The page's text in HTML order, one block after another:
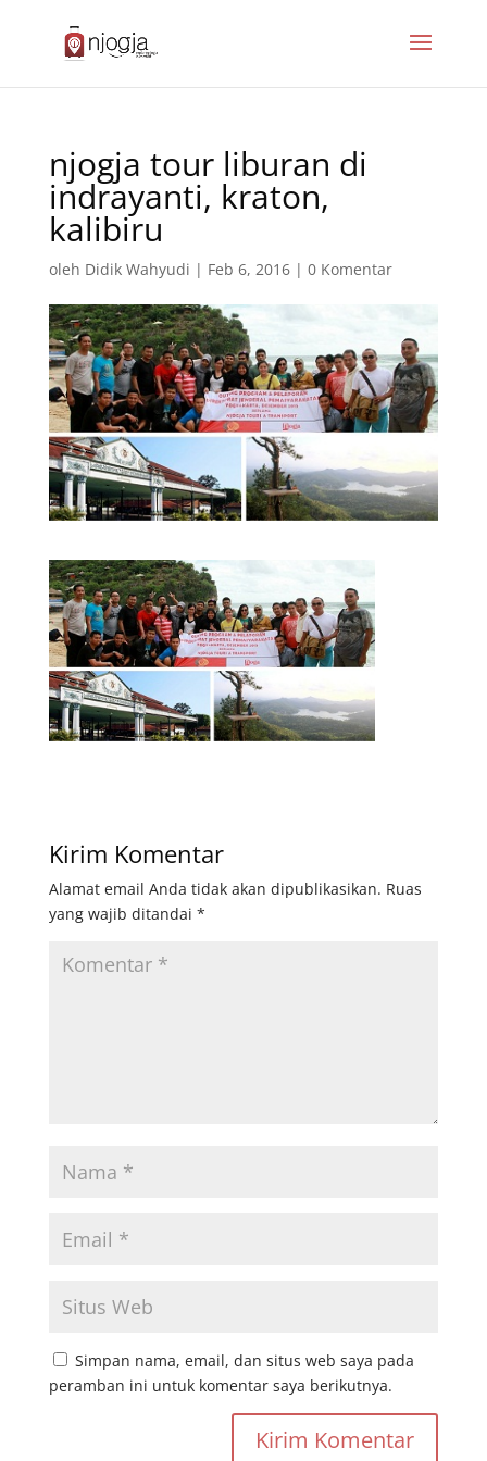
njogja tour liburan di
indrayanti, kraton,
kalibiru
oleh Didik Wahyudi | Feb 6, 2016| 0 Komentar
Kirim Komentar
Alamat email Anda tidak akan dipublikasikan. Ruas
yang wajib ditandai *
Simpan nama, email, dan situs web saya pada
peramban ini untuk komentar saya berikutnya.